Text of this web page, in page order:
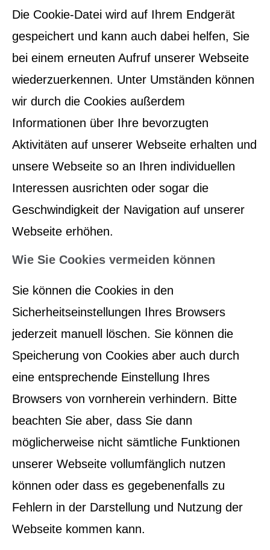
Die Cookie-Datei wird auf Ihrem Endgerät
gespeichert und kann auch dabei helfen, Sie
bei einem erneuten Aufruf unserer Webseite
wiederzuerkennen. Unter Umständen können
wir durch die Cookies außerdem
Informationen über Ihre bevorzugten
Aktivitäten auf unserer Webseite erhalten und
unsere Webseite so an Ihren individuellen
Interessen ausrichten oder sogar die
Geschwindigkeit der Navigation auf unserer
Webseite erhöhen.
Wie Sie Cookies vermeiden können
Sie können die Cookies in den
Sicherheitseinstellungen Ihres Browsers
jederzeit manuell löschen. Sie können die
Speicherung von Cookies aber auch durch
eine entsprechende Einstellung Ihres
Browsers von vornherein verhindern. Bitte
beachten Sie aber, dass Sie dann
möglicherweise nicht sämtliche Funktionen
unserer Webseite vollumfänglich nutzen
können oder dass es gegebenenfalls zu
Fehlern in der Darstellung und Nutzung der
Webseite kommen kann.